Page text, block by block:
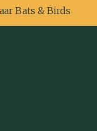
Bats & Birds